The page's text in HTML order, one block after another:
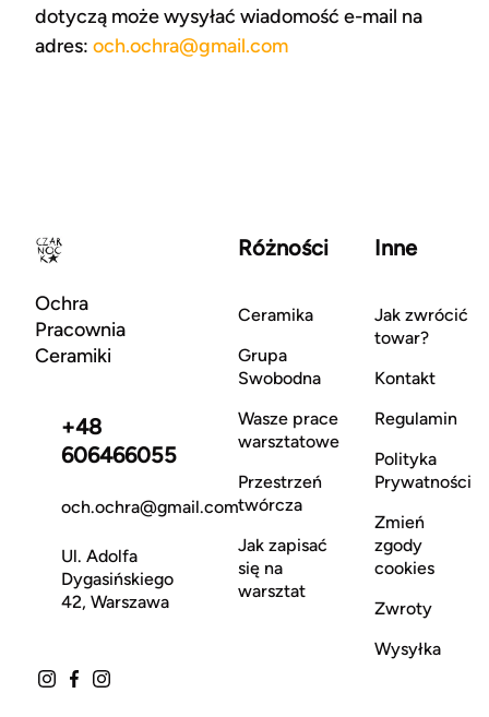
dotyczą może wysyłać wiadomość e-mail na
adres: och.ochra@gmail.com
Ochra
Pracownia
Ceramiki
+48
606466055
och.ochra@gmail.com
Ul. Adolfa
Dygasińskiego
42, Warszawa
Różności
Ceramika
Grupa
Swobodna
Wasze prace
warsztatowe
Przestrzeń
twórcza
Jak zapisać
się na
warsztat
Inne
Jak zwrócić
towar?
Kontakt
Regulamin
Polityka
Prywatności
Zmień
zgody
cookies
Zwroty
Wysyłka